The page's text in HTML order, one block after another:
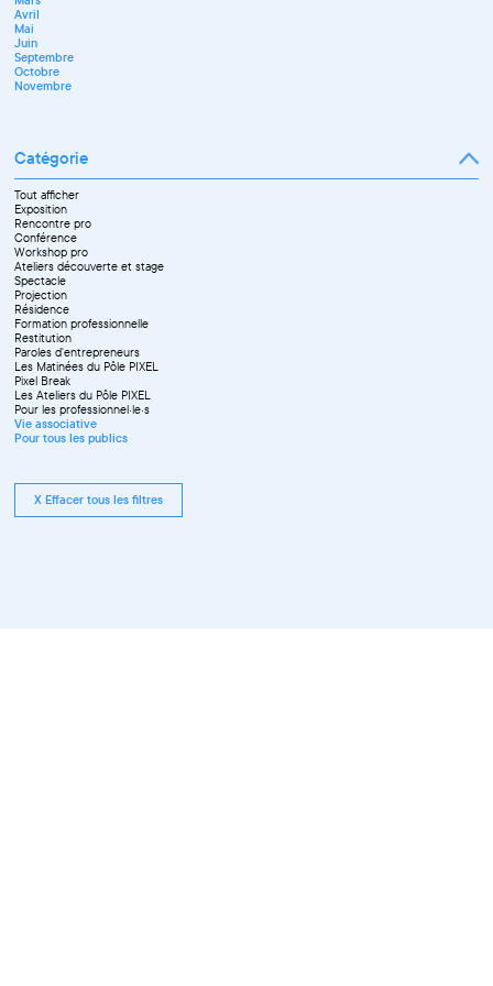
Avril
Mai
Juin
Septembre
Octobre
Novembre
Catégorie
Tout afficher
Exposition
Rencontre pro
Conférence
Workshop pro
Ateliers découverte et stage
Spectacle
Projection
Résidence
Formation professionnelle
Restitution
Paroles d'entrepreneurs
Les Matinées du Pôle PIXEL
Pixel Break
Les Ateliers du Pôle PIXEL
Pour les professionnel·le·s
Vie associative
Pour tous les publics
X Effacer tous les filtres